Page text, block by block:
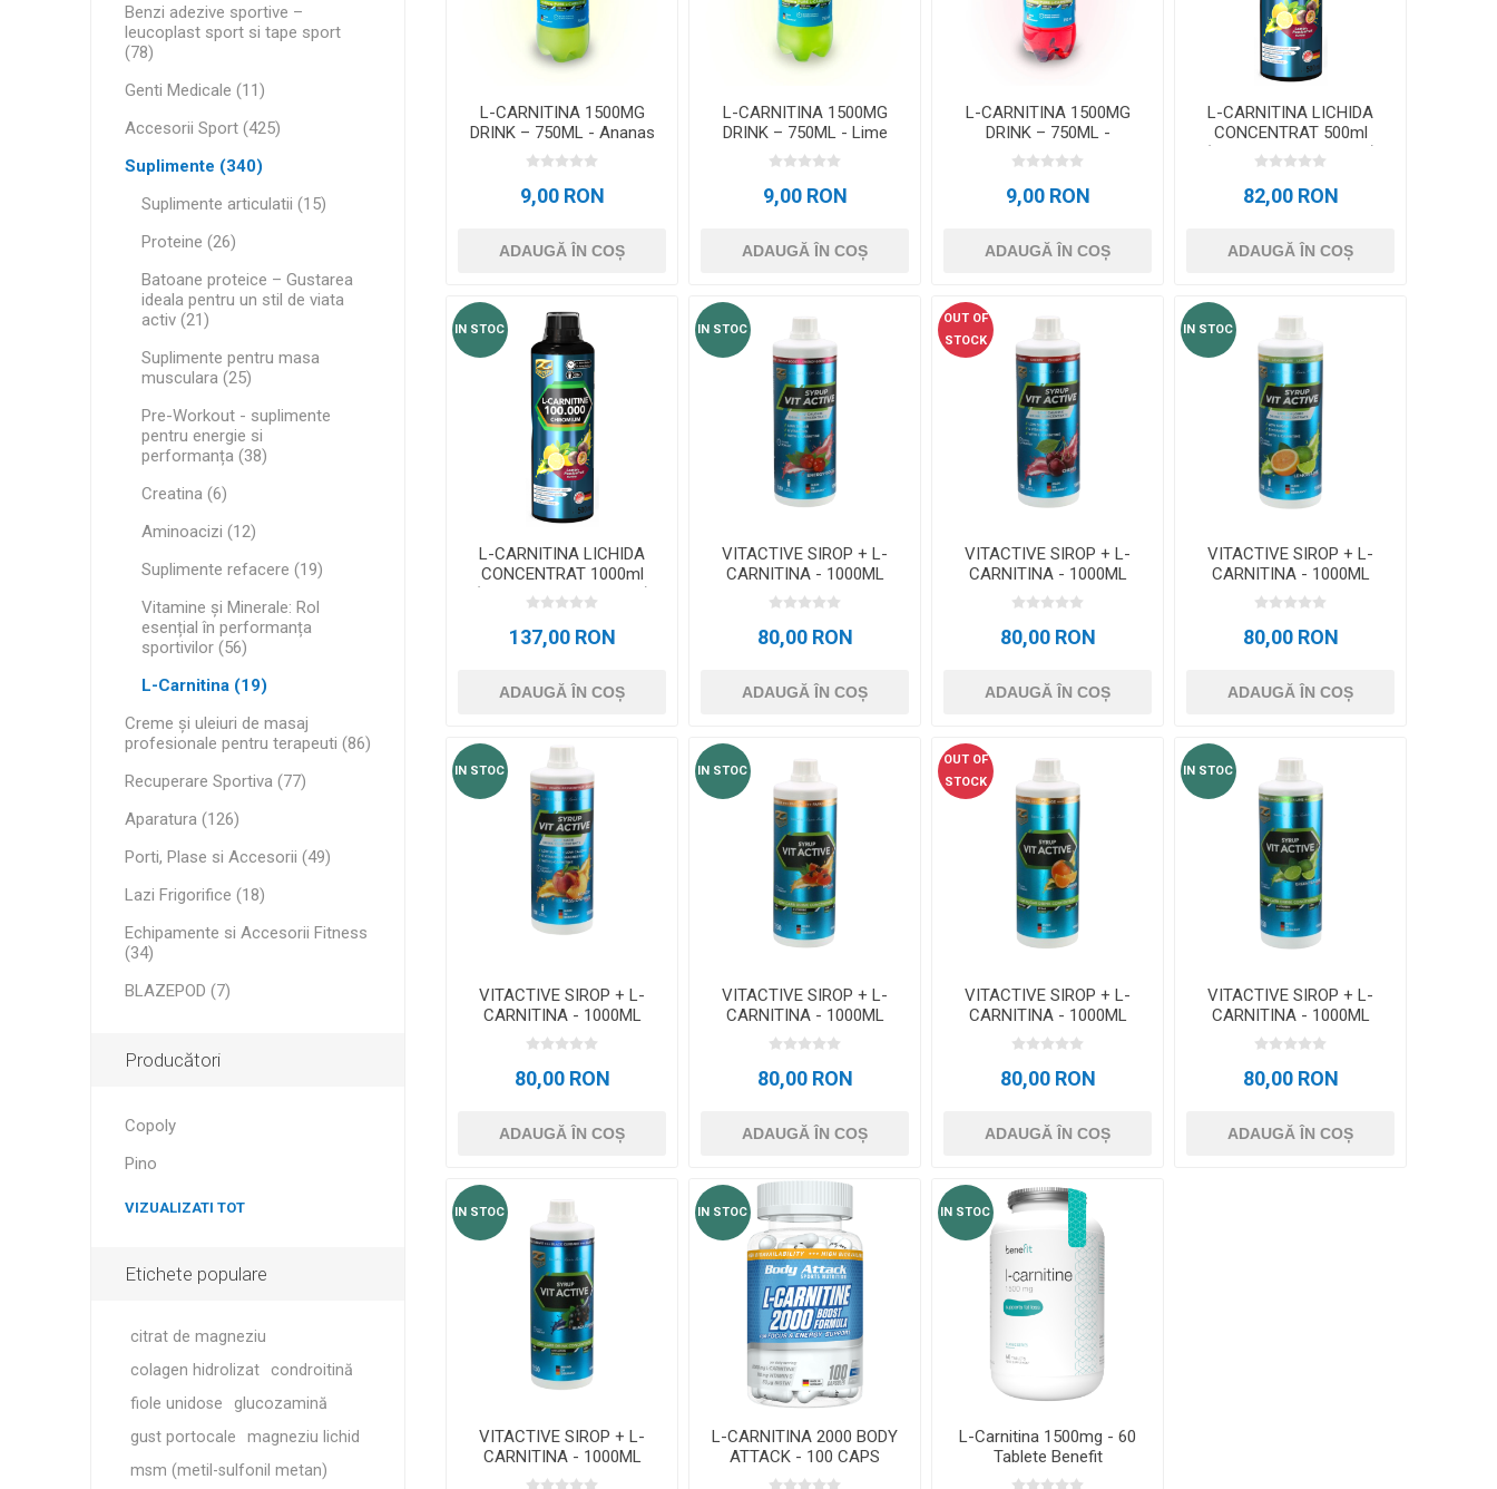
ACCESORII ANTRENAMENT DE
MAGNETOTERAPIE
L-CARNITINA 1500MG
DRINK – 750ML - Ananas
9,00 RON
ADAUGĂ ÎN COȘ
L-CARNITINA 1500MG
DRINK – 750ML - Lime
9,00 RON
ADAUGĂ ÎN COȘ
L-CARNITINA 1500MG
DRINK – 750ML -
Merisoare
9,00 RON
ADAUGĂ ÎN COȘ
L-CARNITINA LICHIDA
CONCENTRAT 500ml
(CARNIPURE®+ CROM)
82,00 RON
ADAUGĂ ÎN COȘ
IN STOC
L-CARNITINA LICHIDA
CONCENTRAT 1000ml
(CARNIPURE® + CROM)
137,00 RON
ADAUGĂ ÎN COȘ
IN STOC
VITACTIVE SIROP + L-
CARNITINA - 1000ML
ENERGY BOOST
80,00 RON
ADAUGĂ ÎN COȘ
OUT OF
STOCK
VITACTIVE SIROP + L-
CARNITINA - 1000ML
CIRESE
80,00 RON
ADAUGĂ ÎN COȘ
IN STOC
VITACTIVE SIROP + L-
CARNITINA - 1000ML
LAMAIE-LIME
80,00 RON
ADAUGĂ ÎN COȘ
IN STOC
VITACTIVE SIROP + L-
CARNITINA - 1000ML
PIERSICA-FRUCTUL
80,00 RON
ADAUGĂ ÎN COȘ
IN STOC
VITACTIVE SIROP + L-
CARNITINA - 1000ML
PAPAYA
80,00 RON
ADAUGĂ ÎN COȘ
OUT OF
STOCK
VITACTIVE SIROP + L-
CARNITINA - 1000ML
PORTOCALE
80,00 RON
ADAUGĂ ÎN COȘ
IN STOC
VITACTIVE SIROP + L-
CARNITINA - 1000ML
GREEN TEA - LIME
80,00 RON
ADAUGĂ ÎN COȘ
IN STOC
VITACTIVE SIROP + L-
CARNITINA - 1000ML
COACAZE
IN STOC
L-CARNITINA 2000 BODY
ATTACK - 100 CAPS
IN STOC
L-Carnitina 1500mg - 60
Tablete Benefit
Benzi adezive sportive –
leucoplast sport si tape sport
(78)
Genti Medicale (11)
Accesorii Sport (425)
Suplimente (340)
Suplimente articulatii (15)
Proteine (26)
Batoane proteice – Gustarea
ideala pentru un stil de viata
activ (21)
Suplimente pentru masa
musculara (25)
Pre-Workout - suplimente
pentru energie si
performanța (38)
Creatina (6)
Aminoacizi (12)
Suplimente refacere (19)
Vitamine și Minerale: Rol
esențial în performanța
sportivilor (56)
L-Carnitina (19)
Creme și uleiuri de masaj
profesionale pentru terapeuti (86)
Recuperare Sportiva (77)
Aparatura (126)
Porti, Plase si Accesorii (49)
Lazi Frigorifice (18)
Echipamente si Accesorii Fitness
(34)
BLAZEPOD (7)
Producători
Copoly
Pino
VIZUALIZATI TOT
Etichete populare
citrat de magneziu
colagen hidrolizat
condroitină
fiole unidose
glucozamină
gust portocale
magneziu lichid
msm (metil-sulfonil metan)